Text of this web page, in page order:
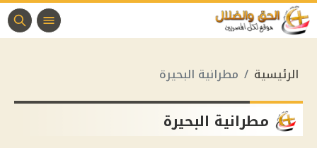
الرئيسية مطرانية البحيرة
مطرانية البحيرة